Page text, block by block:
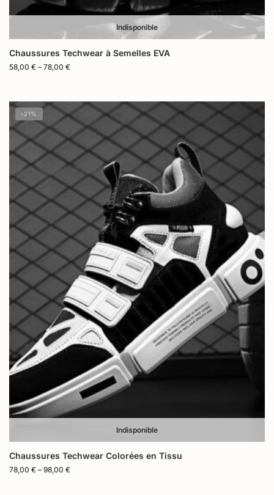
Indisponible
Chaussures Techwear à Semelles EVA
58,00 € – 78,00 €
-21%
Indisponible
Chaussures Techwear Colorées en Tissu
78,00 € – 98,00 €